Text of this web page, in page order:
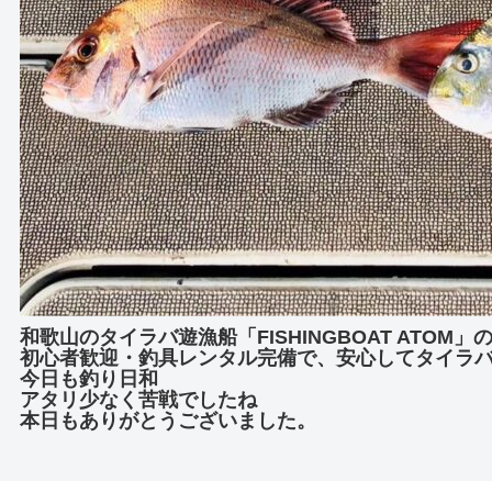
和歌山のタイラバ遊漁船「FISHINGBOAT ATOM」
初心者歓迎・釣具レンタル完備で、安心してタイラ
今日も釣り日和
アタリ少なく苦戦でしたね
本日もありがとうございました。